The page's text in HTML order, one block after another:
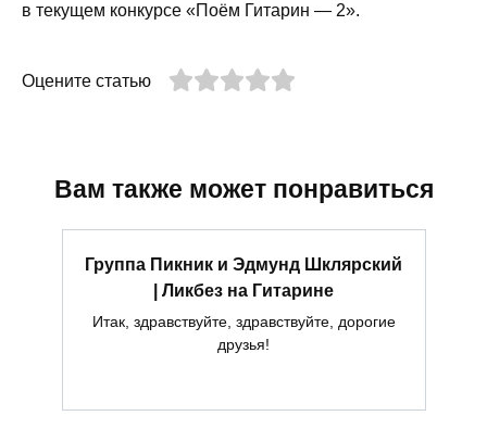
в текущем конкурсе «Поём Гитарин — 2».
Оцените статью
Вам также может понравиться
Группа Пикник и Эдмунд Шклярский
| Ликбез на Гитарине
Итак, здравствуйте, здравствуйте, дорогие
друзья!